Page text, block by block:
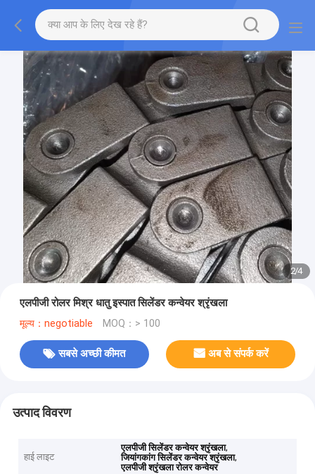
2/4
एलपीजी रोलर मिश्र धातु इस्पात सिलेंडर कन्वेयर श्रृंखला
मूल्य：negotiable MOQ：> 100
सबसे अच्छी कीमत अब से संपर्क करें
उत्पाद विवरण
हाई लाइट
एलपीजी सिलेंडर कन्वेयर श्रृंखला,
जियांगकांग सिलेंडर कन्वेयर श्रृंखला,
एलपीजी श्रृंखला रोलर कन्वेयर